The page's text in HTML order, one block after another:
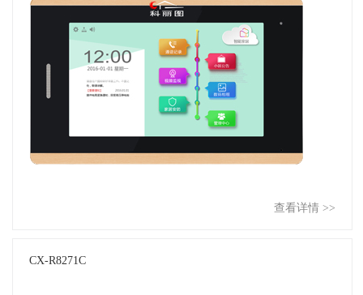
查看详情 >>
CX-R8271C